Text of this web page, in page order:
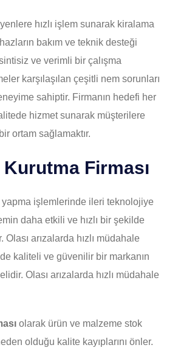
hızlı işlem sunarak kiralama
bakım ve teknik desteği
ve verimli bir çalışma
karşılaşılan çeşitli nem sorunları
sahiptir. Firmanın hedefi her
hizmet sunarak müşterilere
ortam sağlamaktır.
Kurutma Firması
yapma işlemlerinde ileri teknolojiye
daha etkili ve hızlı bir şekilde
Olası arızalarda hızlı müdahale
kaliteli ve güvenilir bir markanın
Olası arızalarda hızlı müdahale
olarak ürün ve malzeme stok
olduğu kalite kayıplarını önler.